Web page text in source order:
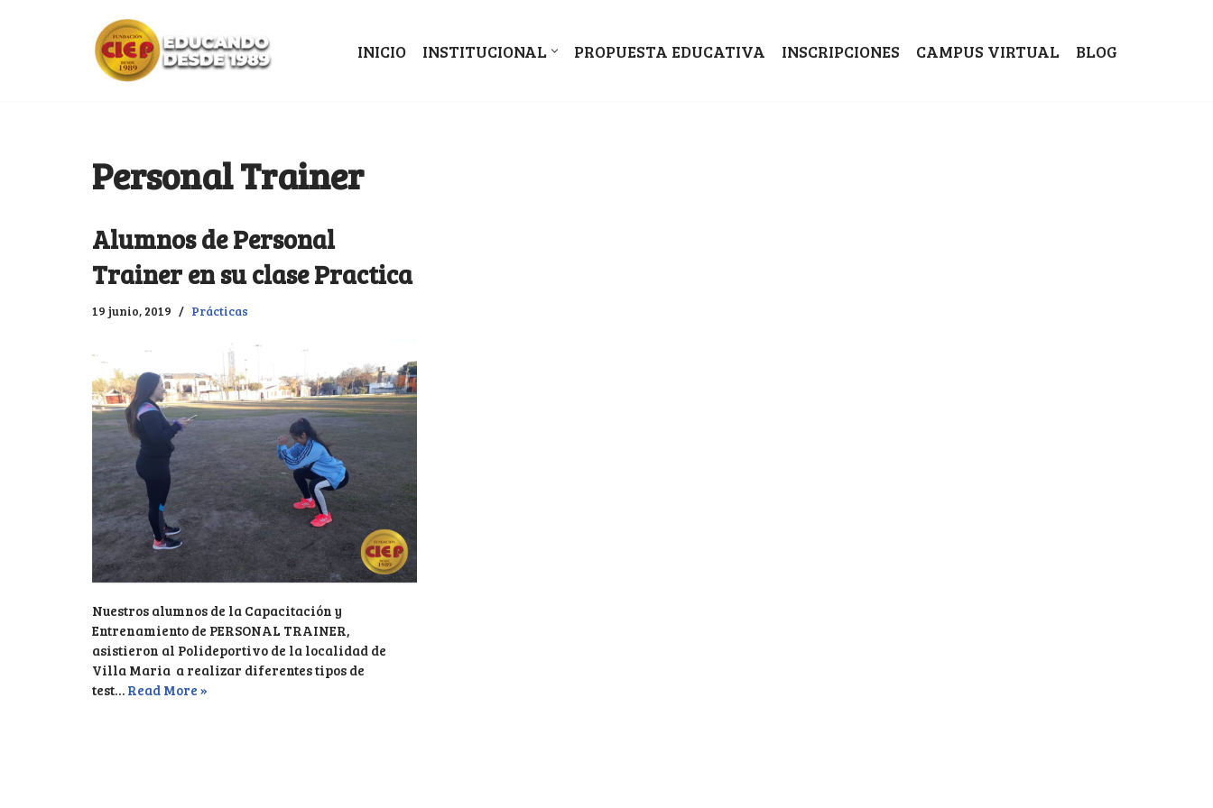
INICIO INSTITUCIONAL PROPUESTA EDUCATIVA INSCRIPCIONES CAMPUS VIRTUAL BLOG
Personal Trainer
Alumnos de Personal
Trainer en su clase Practica
19 junio, 2019 Prácticas
Nuestros alumnos de la Capacitación y
Entrenamiento de PERSONAL TRAINER,
asistieron al Polideportivo de la localidad de
Villa Maria a realizar diferentes tipos de
test… Read More »